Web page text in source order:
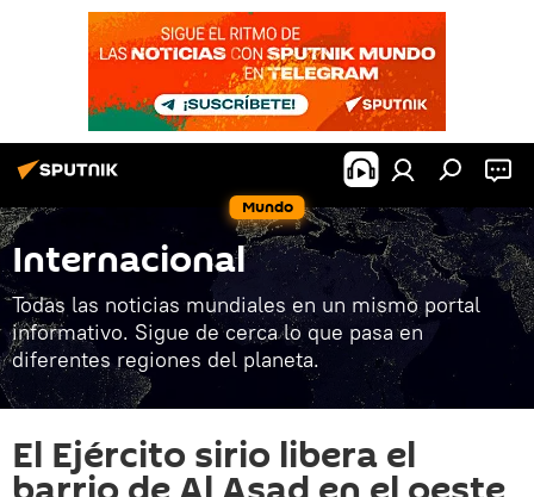
Mundo
Internacional
Todas las noticias mundiales en un mismo portal
informativo. Sigue de cerca lo que pasa en
diferentes regiones del planeta.
El Ejército sirio libera el